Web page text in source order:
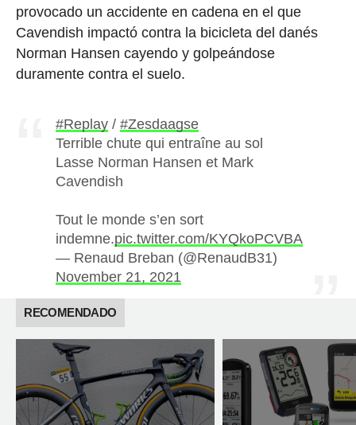
provocado un accidente en cadena en el que
Cavendish impactó contra la bicicleta del danés
Norman Hansen cayendo y golpeándose
duramente contra el suelo.
#Replay/ #Zesdaagse
Terrible chute qui entraîne au sol
Lasse Norman Hansen et Mark
Cavendish
Tout le monde s’en sort
indemne.pic.twitter.com/KYQkoPCVBA
— Renaud Breban (@RenaudB31)
November 21, 2021
RECOMENDADO